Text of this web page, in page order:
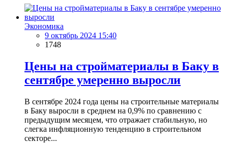
Экономика
9 октябрь 2024 15:40
1748
Цены на стройматериалы в Баку в
сентябре умеренно выросли
В сентябре 2024 года цены на строительные материалы
в Баку выросли в среднем на 0,9% по сравнению с
предыдущим месяцем, что отражает стабильную, но
слегка инфляционную тенденцию в строительном
секторе...